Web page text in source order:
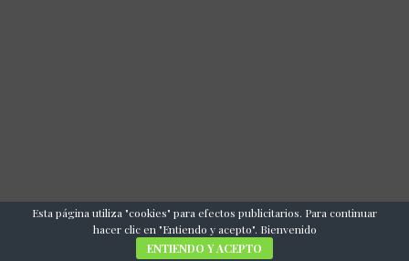
Esta página utiliza "cookies" para efectos publicitarios. Para continuar
hacer clic en "Entiendo y acepto". Bienvenido
ENTIENDO Y ACEPTO